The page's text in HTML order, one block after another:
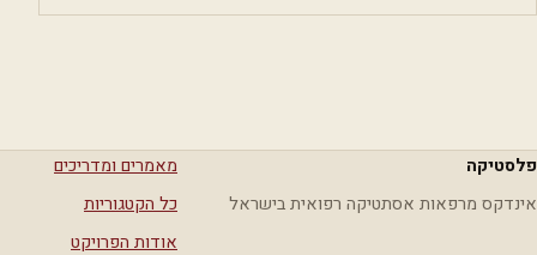
פלסטיקה
אינדקס מרפאות אסתטיקה רפואית בישראל
מאמרים ומדריכים
כל הקטגוריות
אודות הפרויקט